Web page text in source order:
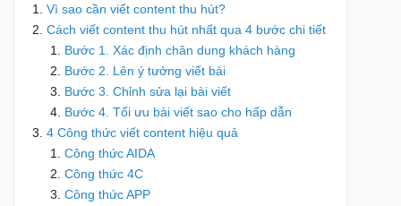
Vì sao cần viết content thu hút?
Cách viết content thu hút nhất qua 4 bước chi tiết
Bước 1. Xác định chân dung khách hàng
Bước 2. Lên ý tưởng viết bài
Bước 3. Chỉnh sửa lại bài viết
Bước 4. Tối ưu bài viết sao cho hấp dẫn
4 Công thức viết content hiệu quả
Công thức AIDA
Công thức 4C
Công thức APP